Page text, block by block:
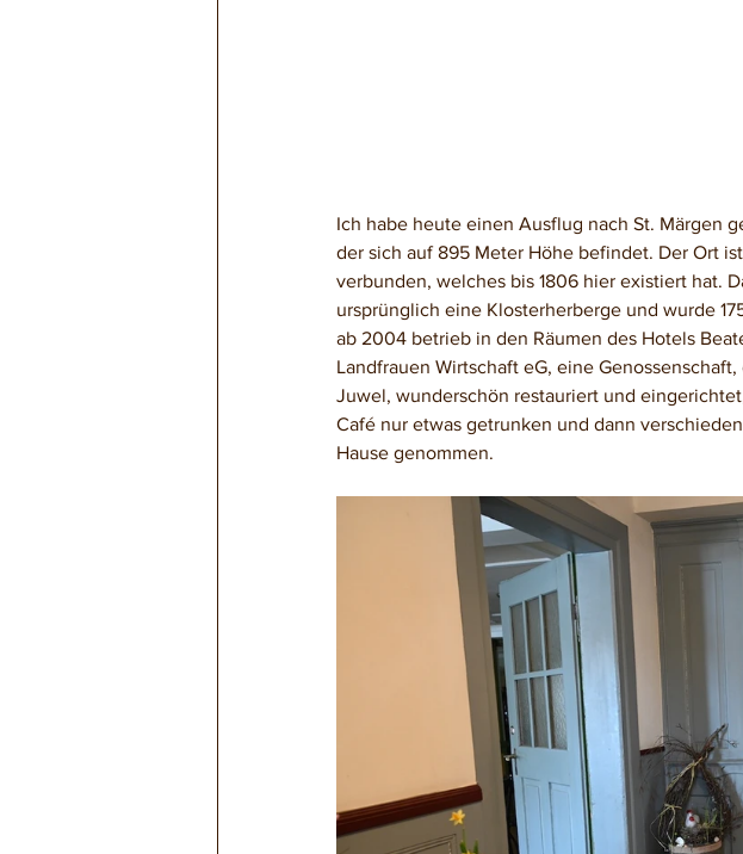
Ich habe heute einen Ausflug nach St. Märgen
der sich auf 895 Meter Höhe befindet. Der Ort
verbunden, welches bis 1806 hier existiert hat.
ursprünglich eine Klosterherberge und wurde
ab 2004 betrieb in den Räumen des Hotels
Landfrauen Wirtschaft eG, eine
Juwel, wunderschön restauriert und
Café nur etwas getrunken und dann
Hause genommen.